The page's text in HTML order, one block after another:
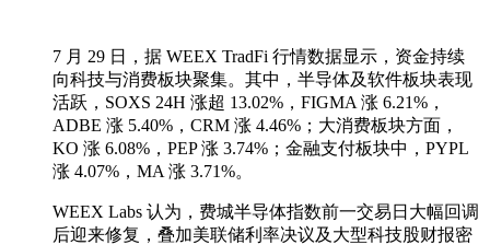
7 月 29 日，据 WEEX TradFi 行情数据显示，资金持续
向科技与消费板块聚集。其中，半导体及软件板块表现
活跃，SOXS 24H 涨超 13.02%，FIGMA 涨 6.21%，
ADBE 涨 5.40%，CRM 涨 4.46%；大消费板块方面，
KO 涨 6.08%，PEP 涨 3.74%；金融支付板块中，PYPL
涨 4.07%，MA 涨 3.71%。
WEEX Labs 认为，费城半导体指数前一交易日大幅回调
后迎来修复，叠加美联储利率决议及大型科技股财报密